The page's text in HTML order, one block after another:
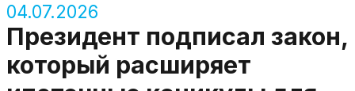
04.07.2026
Президент подписал закон,
который расширяет